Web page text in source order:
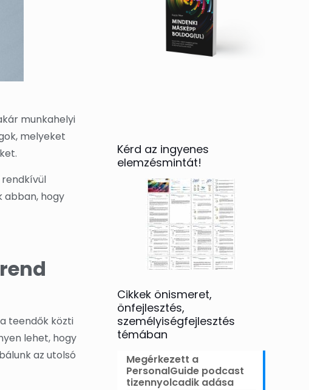
munkahelyi
melyeket
rendkívül
abban, hogy
teendők közti
lehet, hogy
az utolsó
Kérd az ingyenes
elemzésmintát!
Cikkek önismeret,
önfejlesztés,
személyiségfejlesztés
témában
Megérkezett a
PersonalGuide podcast
tizennyolcadik adása